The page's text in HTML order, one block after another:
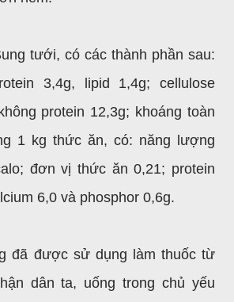
tưới, có các thành phần sau:
3,4g, lipid 1,4g; cellulose
protein 12,3g; khoáng toàn
1 kg thức ăn, có: năng lượng
đơn vị thức ăn 0,21; protein
6,0 và phosphor 0,6g.
đã được sử dụng làm thuốc từ
dân ta, uống trong chủ yếu